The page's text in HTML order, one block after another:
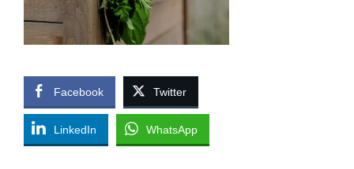
Facebook Twitter
LinkedIn WhatsApp